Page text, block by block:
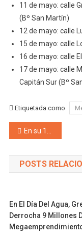
11 de mayo: calle
(Bº San Martín)
12 de mayo: calle
15 de mayo: calle
16 de mayo: calle
17 de mayo: calle
Capitán Sur (Bº
Etiquetada como
En su 168º aniversario, Godoy Cruz inauguró Espacio Arizu ante cientos de personas
POSTS
En El Día Del Agua,
Derrocha 9 Millones